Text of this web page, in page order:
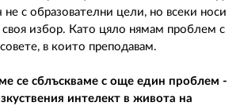
не с образователни цели, но всеки носи
своя избор. Като цяло нямам проблем с
в които преподавам.
се сблъскваме с още един проблем -
интелект в живота на